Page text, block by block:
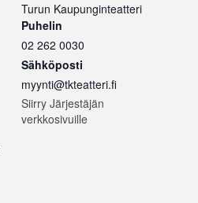
Turun Kaupunginteatteri
Puhelin
02 262 0030
Sähköposti
myynti@tkteatteri.fi
Siirry Järjestäjän
verkkosivuille